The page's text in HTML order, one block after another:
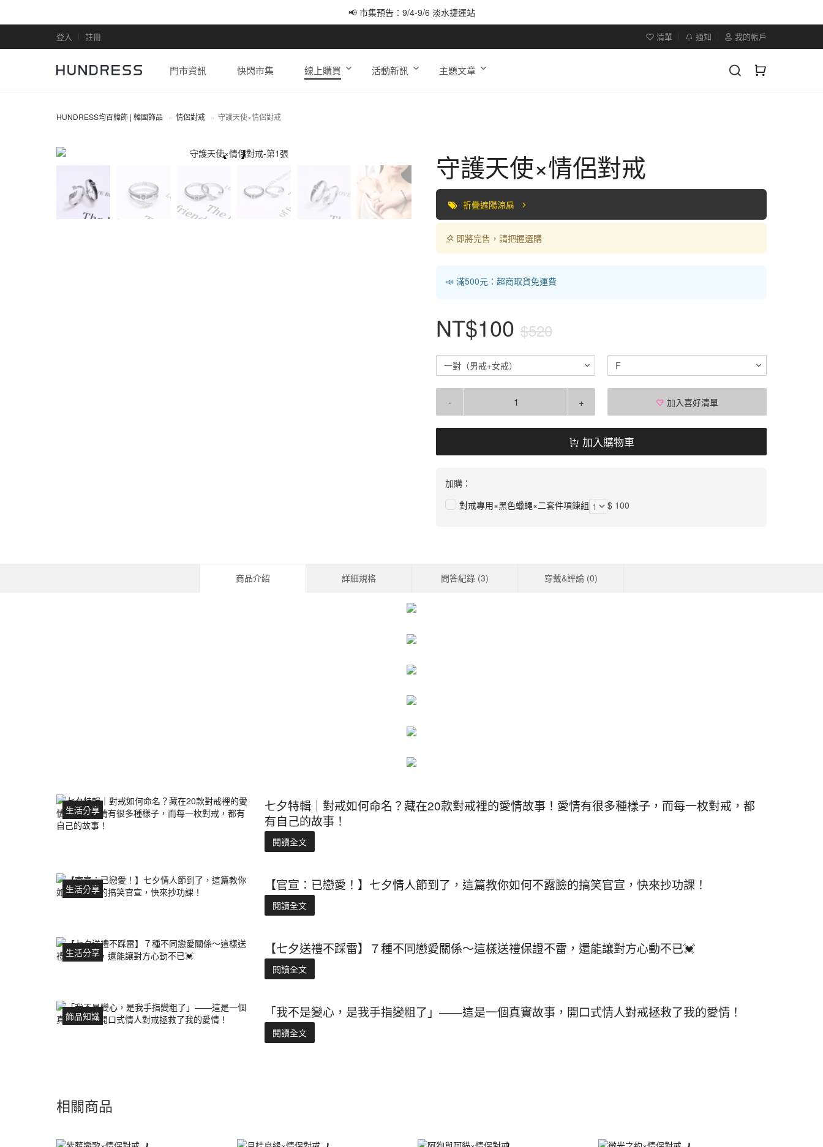
📢 市集預告：9/4-9/6 淡水捷運站
登入 註冊 清單 通知 我的帳戶
門市資訊 快閃市集 線上購買 活動新訊 主題文章
HUNDRESS均百韓飾 | 韓國飾品 情侶對戒 守護天使×情侶對戒
守護天使×情侶對戒
折疊遮陽涼扇
即將完售，請把握選購
📣 滿500元：超商取貨免運費
NT$100 $520
一對（男戒+女戒） F
- + 加入喜好清單
加入購物車
加購：
對戒專用×黑色蠟蠅×二套件項鍊組
$ 100
商品介紹 詳細規格 問答紀錄 (3) 穿戴&評論 (0)
生活分享
七夕特輯｜對戒如何命名？藏在20款對戒裡的愛情故事！愛情有很多種樣子，而每一枚對戒，都
有自己的故事！
閱讀全文
生活分享 【官宣：已戀愛！】七夕情人節到了，這篇教你如何不露臉的搞笑官宣，快來抄功課！
閱讀全文
生活分享 【七夕送禮不踩雷】７種不同戀愛關係～這樣送禮保證不雷，還能讓對方心動不已💓
閱讀全文
飾品知識 「我不是變心，是我手指變粗了」——這是一個真實故事，開口式情人對戒拯救了我的愛情！
閱讀全文
相關商品